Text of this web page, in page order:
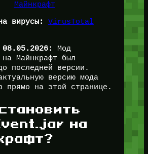
Майнкрафт
вирусы:
VirusTotal
08.05.2026:
Мод
Майнкрафт был
последней версии.
версию мода
прямо на этой странице.
на